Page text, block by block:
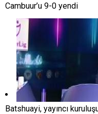
Cambuur’u 9-0 yendi
Batshuayi, yayıncı